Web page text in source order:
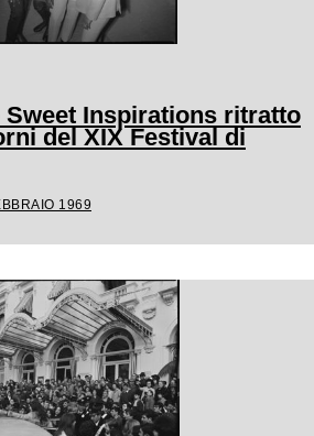
Sweet Inspirations ritratto
del XIX Festival di
1969